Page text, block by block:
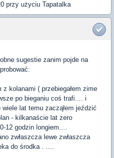
przy użyciu Tapatalka
sugestie zanim pojde na
kolanami ( przebiegałem zime
po bieganiu coś trafi.... i
lat temu zacząłem jeździć
- kilkanaście lat zero
12 godzin longiem....
zwłaszcza lewe zwłaszcza
do środka . ....